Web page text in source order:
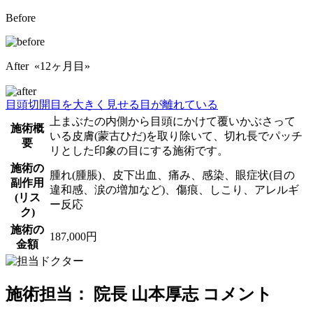
Before
After «12ヶ月目»
目頭切開 目を大きく見せる 目が離れている
施術概
要
上まぶたの内側から目頭にかけて覆いかぶさって
いる皮膚(蒙古ひだ)を取り除いて、切れ長でパッチ
リとした印象の目にする施術です。
施術の
副作用
(リス
ク)
腫れ(腫脹)、皮下出血、痛み、感染、眼症状(目の
違和感、涙の増加など)、傷痕、しこり、アレルギ
ー反応
施術の
金額
187,000円
施術担当： 院長 山本厚志 コメント